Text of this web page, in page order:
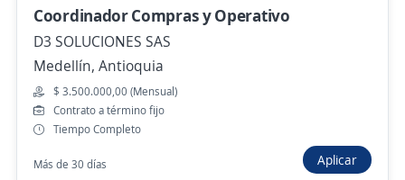
Coordinador comercial y de capacitación
4,8
AGENCIA DE EMPLEO COMFAMA
Medellín, Antioquia
Hace 3 horas
Coordinador Compras y Operativo
D3 SOLUCIONES SAS
Medellín, Antioquia
$ 3.500.000,00 (Mensual)
Contrato a término fijo
Tiempo Completo
Más de 30 días Aplicar